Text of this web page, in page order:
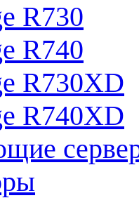
R730
R740
R730XD
R740XD